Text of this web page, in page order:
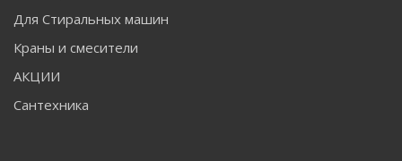
Для Стиральных машин
Краны и смесители
АКЦИИ
Сантехника